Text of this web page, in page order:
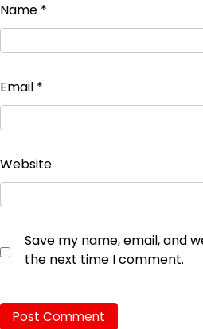
Name *
Email *
Website
Save my name, email, and
the next time I comment.